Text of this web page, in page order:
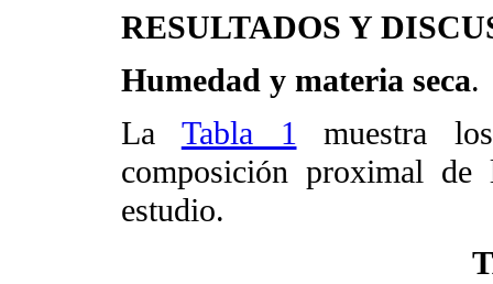
RESULTADOS Y
Humedad y materia seca.
La Tabla 1 muestra
composición proximal de
estudio.